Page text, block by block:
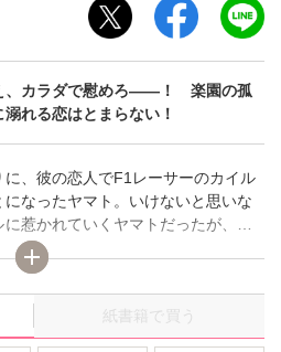
、カラダで慰めろ――！ 楽園の孤
れる恋はとまらない！
、彼の恋人でF1レーサーのカイル
なったヤマト。いけないと思いな
惹かれていくヤマトだったが、島
抱かれてしまう。しかも突然ヒカ
ってきて――！？
紙書籍で買う